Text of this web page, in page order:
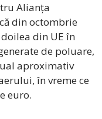
Alianța
din octombrie
din UE în
de poluare,
aproximativ
în vreme ce
euro.